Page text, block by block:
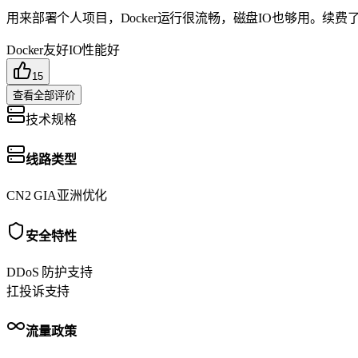
用来部署个人项目，Docker运行很流畅，磁盘IO也够用。续费
Docker友好IO性能好
15
查看全部评价
技术规格
线路类型
CN2 GIA亚洲优化
安全特性
DDoS 防护支持
扛投诉支持
流量政策